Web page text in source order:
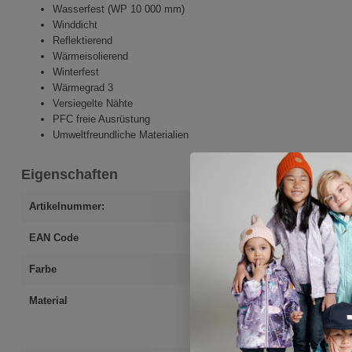
Wasserfest (WP 10 000 mm)
Winddicht
Reflektierend
Wärmeisolierend
Winterfest
Wärmegrad 3
Versiegelte Nähte
PFC freie Ausrüstung
Umweltfreundliche Materialien
Eigenschaften
Artikelnummer: 8000054-216226
EAN Code 4051578469368
Farbe violett
Material
Oberstoff: 100
Polyester
100 % Polyester